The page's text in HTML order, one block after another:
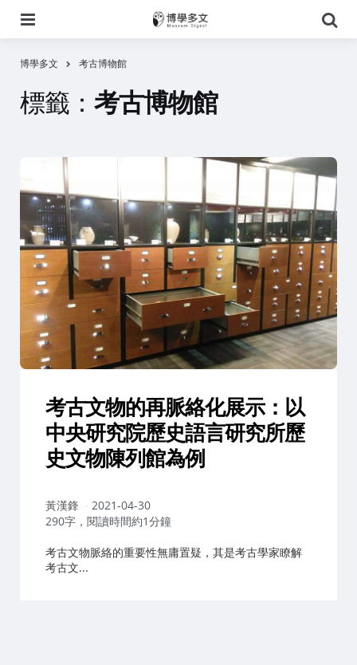
尋
博學多文 考古博物館
標籤： 考古博物館
考古文物的再脈絡化展示：以
中央研究院歷史語言研究所歷
史文物陳列館為例
作
者：
黃漢鋒
2021-04-30
290字，閱讀時間約1分鐘
考古文物脈絡的重要性無庸置疑，其是考古學家瞭解
考古文...